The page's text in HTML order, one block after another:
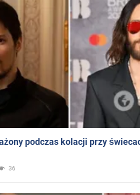
podczas kolacji przy
36